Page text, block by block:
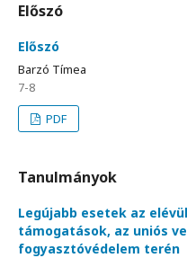
Előszó
Előszó
Barzó Tímea
7-8
PDF
Tanulmányok
Legújabb esetek az
támogatások, az uniós
fogyasztóvédelem terén